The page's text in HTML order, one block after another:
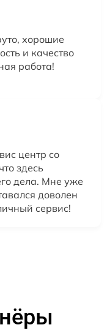
хорошие
и качество
работа!
центр со
здесь
дела. Мне уже
доволен
сервис!